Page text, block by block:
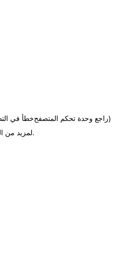
خطأ في(راجع وحدة تحكم المتصفح
لمزيد من.